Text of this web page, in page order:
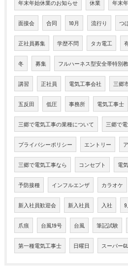
年末年始休業のお知らせ 休業 年末
面接会 合同 10月 流行り つ
正社員募集 学歴不問 タカ電工
冬 募集 フルハーネス型安全帯特別
講習 正社員 電気工事会社 三郷
五反田 低圧 事務所 電気工事士
三郷で電気工事の業種について 三郷で
プライバシーポリシー エントリー
三郷で電気工事なら コンセプト 電
予防接種 インフルエンザ カラオケ
新入社員歓迎会 新入社員 入社
爪痕 台風19号 台風 筆記試験
第一種電気工事士 日曜日 スーパーGL